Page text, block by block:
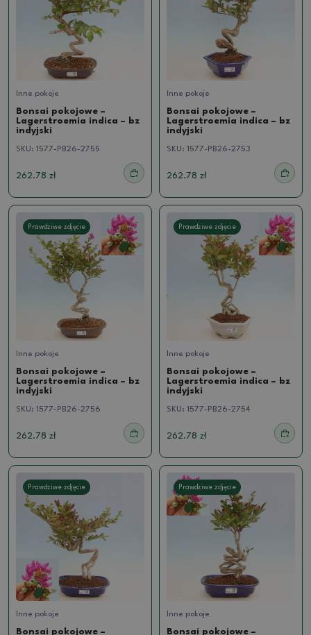
Inne pokoje
Bonsai pokojowe –
Lagerstroemia indica – bz
indyjski
SKU: 1577-PB26-2755
262.78 zł
Inne pokoje
Bonsai pokojowe –
Lagerstroemia indica – bz
indyjski
SKU: 1577-PB26-2753
262.78 zł
Prawdziwe zdjęcie
Inne pokoje
Bonsai pokojowe –
Lagerstroemia indica – bz
indyjski
SKU: 1577-PB26-2756
262.78 zł
Prawdziwe zdjęcie
Inne pokoje
Bonsai pokojowe –
Lagerstroemia indica – bz
indyjski
SKU: 1577-PB26-2754
262.78 zł
Prawdziwe zdjęcie
Inne pokoje
Bonsai pokojowe –
Prawdziwe zdjęcie
Inne pokoje
Bonsai pokojowe –